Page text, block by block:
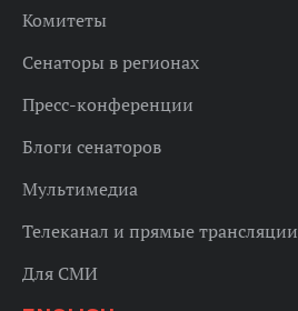
Комитеты
Сенаторы в регионах
Пресс-конференции
Блоги сенаторов
Мультимедиа
Телеканал и прямые трансляции
Для СМИ